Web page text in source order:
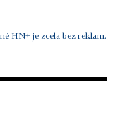
HN+ je zcela bez reklam.